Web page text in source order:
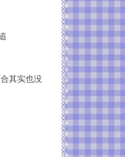
其实也没